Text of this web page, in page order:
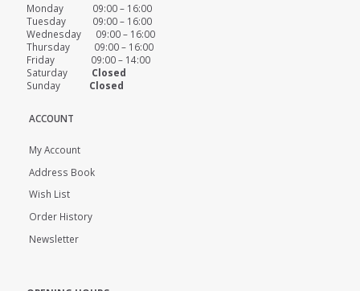
Monday 09:00 – 16:00
Tuesday 09:00 – 16:00
Wednesday 09:00 – 16:00
Thursday 09:00 – 16:00
Friday 09:00 – 14:00
Saturday Closed
Sunday Closed
ACCOUNT
My Account
Address Book
Wish List
Order History
Newsletter